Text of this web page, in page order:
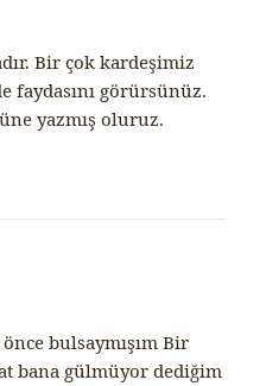
Bir çok kardeşimiz
faydasını görürsünüz.
yazmış oluruz.
bulsaymışım Bir
bana gülmüyor dediğim